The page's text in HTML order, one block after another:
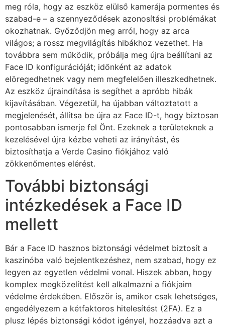
meg róla, hogy az eszköz elülső kamerája pormentes és
szabad-e – a szennyeződések azonosítási problémákat
okozhatnak. Győződjön meg arról, hogy az arca
világos; a rossz megvilágítás hibákhoz vezethet. Ha
továbbra sem működik, próbálja meg újra beállítani az
Face ID konfigurációját; időnként az adatok
elöregedhetnek vagy nem megfelelően illeszkedhetnek.
Az eszköz újraindítása is segíthet a apróbb hibák
kijavításában. Végezetül, ha újabban változtatott a
megjelenését, állítsa be újra az Face ID-t, hogy biztosan
pontosabban ismerje fel Önt. Ezeknek a területeknek a
kezelésével újra kézbe veheti az irányítást, és
biztosíthatja a Verde Casino fiókjához való
zökkenőmentes elérést.
További biztonsági
intézkedések a Face ID
mellett
Bár a Face ID hasznos biztonsági védelmet biztosít a
kaszinóba való bejelentkezéshez, nem szabad, hogy ez
legyen az egyetlen védelmi vonal. Hiszek abban, hogy
komplex megközelítést kell alkalmazni a fiókjaim
védelme érdekében. Először is, amikor csak lehetséges,
engedélyezem a kétfaktoros hitelesítést (2FA). Ez a
plusz lépés biztonsági kódot igényel, hozzáadva azt a